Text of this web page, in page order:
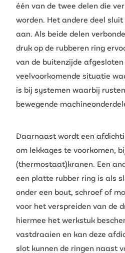
één van de twee delen die
worden. Het andere deel
aan. Als beide delen
druk op de rubberen ring
van de buitenzijde afgesloten
veelvoorkomende situatie
is bij systemen waarbij
bewegende
Daarnaast wordt een
om lekkages te voorkomen,
(thermostaat)kranen. Een
een platte rubber ring is als
onder een bout, schroef of
voor het verspreiden van de
hiermee het werkstuk
vastdraaien en kan deze
slot kunnen de ringen naast